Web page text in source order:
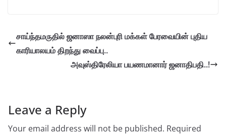
சாய்ந்தமருதில் ஜனாஸா நலன்புரி மக்கள் பேரவையின் புதிய
காரியாலயம் திறந்து வைப்பு..
அவுஸ்திரேலியா பயணமானார் ஜனாதிபதி..!
Leave a Reply
Your email address will not be published. Required